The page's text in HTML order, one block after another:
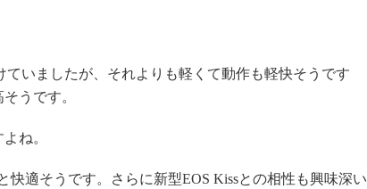
ていましたが、それよりも軽くて動作も軽快そうです
うです。
ね。
快適そうです。さらに新型EOS Kissとの相性も興味深い